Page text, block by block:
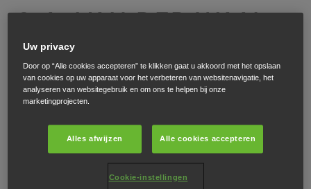
G.A. VAN DER WAAL
VOF
Schaapherderweg 6,Ridderkerk ,2988 CK
Uw privacy
Door op “Alle cookies accepteren” te klikken gaat u akkoord met het opslaan
van cookies op uw apparaat voor het verbeteren van websitenavigatie, het
analyseren van websitegebruik en om ons te helpen bij onze
marketingprojecten.
Alles afwijzen Alle cookies accepteren
Cookie-instellingen